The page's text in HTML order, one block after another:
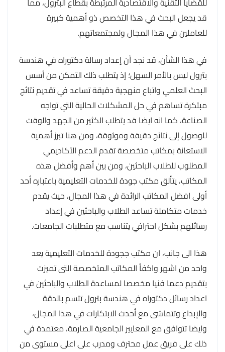
قد يجعل البحث في هذا التخصص ذو أهمية كبيرة
للعاملين في هذا المجال ولمجتمعاتهم.
في هذا الشأن، قد نجد أن إعداد رسالة دكتوراه في هندسة
بترول ليس بالأمر السهل؛ إذ يتطلب ذلك التمكن من أسس
البحث العلمي واتباع منهجية دقيقة تساعد في تقديم نتائج
مبتكرة تساهم في حل المشكلات الحالية التي تواجه
الصناعة، كما انه ايضا قد يتطلب الكثير من الجهد والوقت
للوصول إلى نتائج دقيقة وموثوقة، ومن هنا تبرز أهمية
الاستعانة بمكاتب متخصصة تقدم الدعم الأكاديمي
المطلوب للطلاب الباحثين، ومن بين أهم وأفضل هذه
المكاتب، يتألق مكتب جودة للخدمات التعليمية باعتباره أحد
أولى افضل المكاتب الرائدة في هذا المجال، حيث يقدم
خدمات متكاملة تساعد الطلاب والباحثين في إعداد
رسائلهم بشكل احترافي يتناسب مع متطلبات الجامعات.
هذا الى جانب، ان مكتب ججودة للخدمات التعليمية يعد
واحد من اشهر واكفأ المكاتب المتخصصة التى تميزت
بتقديم دعما فنيا مخصصا لمساعدة الطلاب والباحثين في
اعداد رسائل دكتوراه في هندسة بترول تتسم بالدقة
والإبداع وتتماشى مع أحدث الابتكارات في هذا المجال،
وايضا تتوافق مع المعايير الجامعية الصارمة، معتمدة في
ذلك على فريق عمل محترف ومدرب على اعلى مستوى من